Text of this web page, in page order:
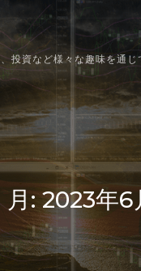
投資など様々な趣味を通
月:2023年6